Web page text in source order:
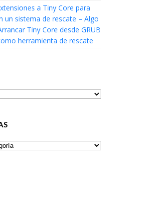
a Tiny Core para
un sistema de rescate – Algo
Tiny Core desde GRUB
herramienta de rescate